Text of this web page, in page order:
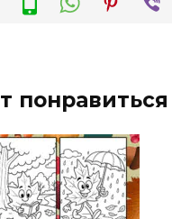
понравиться